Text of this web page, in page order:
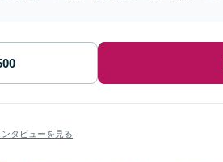
ンタビューを見る